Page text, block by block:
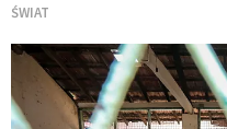
ŚWIAT